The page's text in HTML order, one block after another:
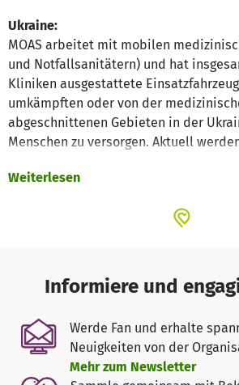
Ukraine:
MOAS arbeitet mit mobilen
und Notfallsanitätern) und hat
Kliniken ausgestattete
umkämpften oder von der
abgeschnittenen Gebieten in der
Menschen zu versorgen. Aktuell
diesen Gebieten zu evakuieren, die vor
dringend Medikamente,
Mittelmeer:
MOAS wurde 2014 gegründet und war
Rettungsorganisation im Mittelmeer.
Rettungsschiff Phoenix und zeitweise
Responder Topaz hat MOAS von
Weiterlesen
Informiere und
Werde Fan und erhalte
Neuigkeiten von der
Mehr zum Newsletter